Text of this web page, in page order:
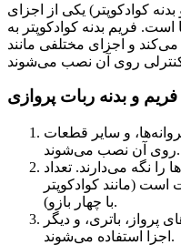
بدنه کوادکوپتر) یکی از اجزای
فریم بدنه کوادکوپتر به
و اجزای مختلفی مانند
فریم و بدنه ربات پروازی
و سایر قطعات
روی آن نصب می‌شوند.
را نگه می‌دارند. تعداد
است (مانند کوادکوپتر
با چهار بازو).
پرواز، باتری، و دیگر
اجزا استفاده می‌شوند.